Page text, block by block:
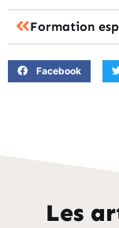
Facebook
Les